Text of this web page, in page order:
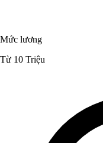
Mức lương
Từ 10 Triệu